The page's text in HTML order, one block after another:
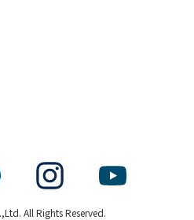
All Rights Reserved.